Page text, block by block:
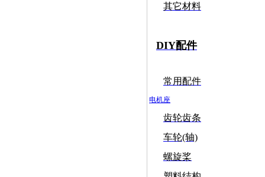
其它材料
DIY配件
常用配件
电机座
齿轮齿条
车轮(轴)
螺旋桨